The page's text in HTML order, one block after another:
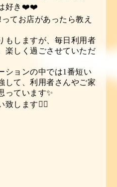
好き❤️❤️
てお店があったら教え
もしますが、毎日利用者
楽しく過ごさせていただ
ションの中では1番短い
して、利用者さんやご家
っています✨
致します🙇‍♂️